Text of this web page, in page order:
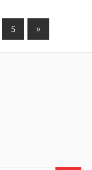
5
Nächste
Beiträge
»